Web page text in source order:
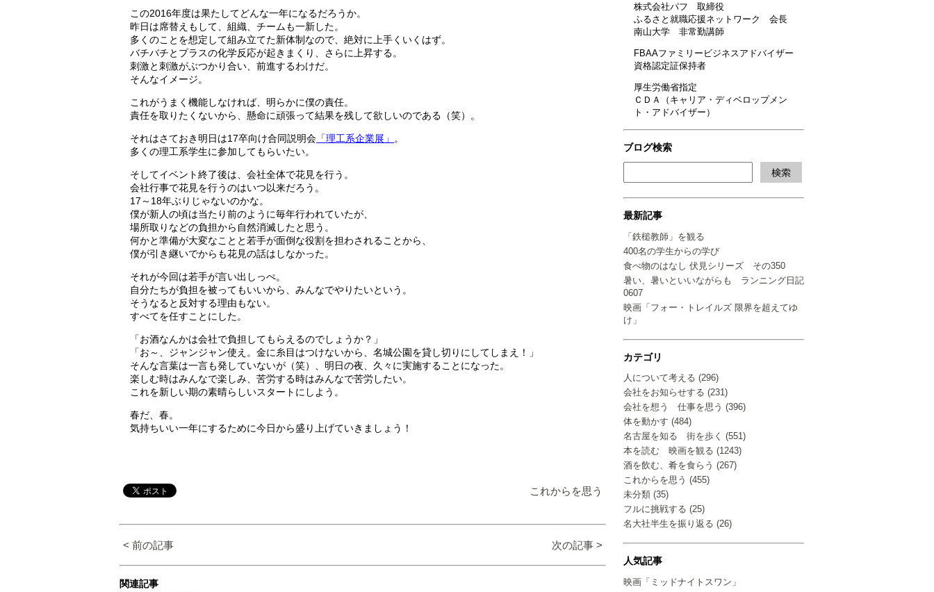
株式会社パフ 取締役
ふるさと就職応援ネットワーク 会長
南山大学 非常勤講師
FBAAファミリービジネスアドバイザー
資格認定証保持者
厚生労働省指定
ＣＤＡ（キャリア・ディベロップメン
ト・アドバイザー）
ブログ検索
最新記事
「鉄槌教師」を観る
400名の学生からの学び
食べ物のはなし 伏見シリーズ その350
暑い、暑いといいながらも ランニング日記
0607
映画「フォー・トレイルズ 限界を超えてゆ
け」
カテゴリ
人について考える (296)
会社をお知らせする (231)
会社を想う 仕事を思う (396)
体を動かす (484)
名古屋を知る 街を歩く (551)
本を読む 映画を観る (1243)
酒を飲む、肴を食らう (267)
これからを思う (455)
未分類 (35)
フルに挑戦する (25)
名大社半生を振り返る (26)
人気記事
映画「ミッドナイトスワン」
この2016年度は果たしてどんな一年になるだろうか。
昨日は席替えもして、組織、チームも一新した。
多くのことを想定して組み立てた新体制なので、絶対に上手くいくはず。
バチバチとプラスの化学反応が起きまくり、さらに上昇する。
刺激と刺激がぶつかり合い、前進するわけだ。
そんなイメージ。
これがうまく機能しなければ、明らかに僕の責任。
責任を取りたくないから、懸命に頑張って結果を残して欲しいのである（笑）。
それはさておき明日は17卒向け合同説明会 「理工系企業展」
。
多くの理工系学生に参加してもらいたい。
そしてイベント終了後は、会社全体で花見を行う。
会社行事で花見を行うのはいつ以来だろう。
17～18年ぶりじゃないのかな。
僕が新人の頃は当たり前のように毎年行われていたが、
場所取りなどの負担から自然消滅したと思う。
何かと準備が大変なことと若手が面倒な役割を担わされることから、
僕が引き継いでからも花見の話はしなかった。
それが今回は若手が言い出しっぺ。
自分たちが負担を被ってもいいから、みんなでやりたいという。
そうなると反対する理由もない。
すべてを任すことにした。
「お酒なんかは会社で負担してもらえるのでしょうか？」
「お～、ジャンジャン使え。金に糸目はつけないから、名城公園を貸し切りにしてしまえ！」
そんな言葉は一言も発していないが（笑）、明日の夜、久々に実施することになった。
楽しむ時はみんなで楽しみ、苦労する時はみんなで苦労したい。
これを新しい期の素晴らしいスタートにしよう。
春だ、春。
気持ちいい一年にするために今日から盛り上げていきましょう！
これからを思う
< 前の記事 次の記事 >
関連記事